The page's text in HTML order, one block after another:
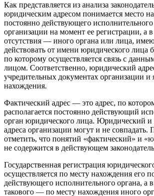
Как представляется из анализа
юридическим адресом понимается место
постоянно действующего исполнительного
организации на момент ее регистрации, а в
отсутствия — иного органа или лица,
действовать от имени юридического лица
по которому осуществляется связь с
лицом. Соответственно, юридический
учредительных документах организации и
нахождения.
Фактический адрес — это адрес, по
располагается постоянно действующий
орган юридического лица. Юридический и
адреса организации могут и не совпадать.
отметить, что понятий «фактический» и
не содержится в действующем
Государственная регистрация
осуществляется по месту нахождения его
действующего исполнительного органа, а в
такового — по месту нахождения иного